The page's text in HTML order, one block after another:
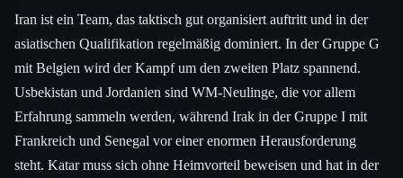
Iran ist ein Team, das taktisch gut organisiert auftritt und in der
asiatischen Qualifikation regelmäßig dominiert. In der Gruppe G
mit Belgien wird der Kampf um den zweiten Platz spannend.
Usbekistan und Jordanien sind WM-Neulinge, die vor allem
Erfahrung sammeln werden, während Irak in der Gruppe I mit
Frankreich und Senegal vor einer enormen Herausforderung
steht. Katar muss sich ohne Heimvorteil beweisen und hat in der